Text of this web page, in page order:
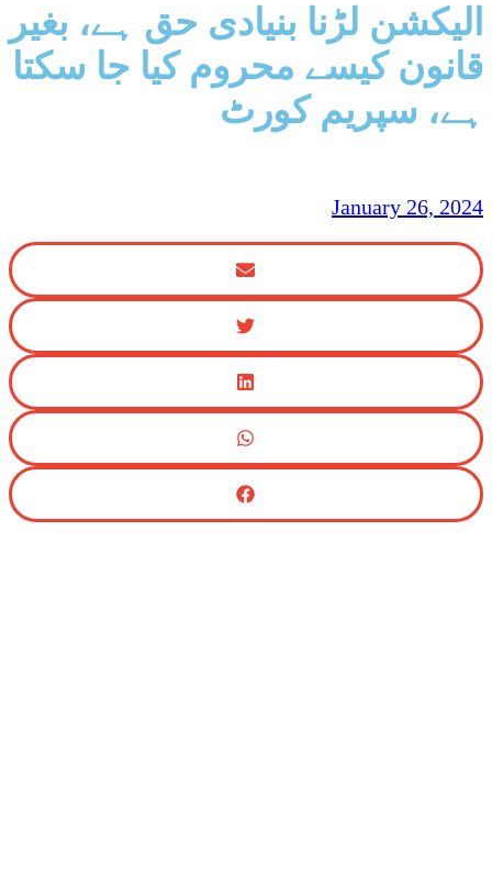
الیکشن لڑنا بنیادی حق ہے، بغیر
قانون کیسے محروم کیا جا سکتا
ہے، سپریم کورٹ
January 26, 2024